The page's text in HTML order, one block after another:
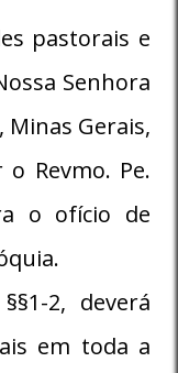
pastorais e
Senhora
Minas Gerais,
Revmo. Pe.
o ofício de
2, deverá
em toda a